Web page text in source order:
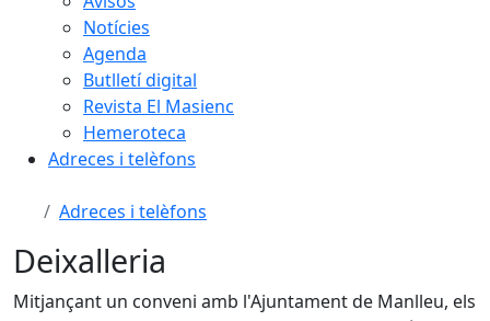
Notícies
Agenda
Butlletí digital
Revista El Masienc
Hemeroteca
Adreces i telèfons
Adreces i telèfons
Deixalleria
Mitjançant un conveni amb l'Ajuntament de Manlleu, els